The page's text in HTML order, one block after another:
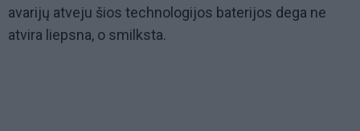
avarijų atveju šios technologijos baterijos dega ne
atvira liepsna, o smilksta.